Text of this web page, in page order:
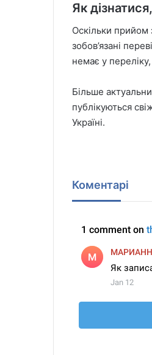
Як
Оскільки прийом
зобов’язані
немає у
Більше
публікуються
Україні.
Коментарі